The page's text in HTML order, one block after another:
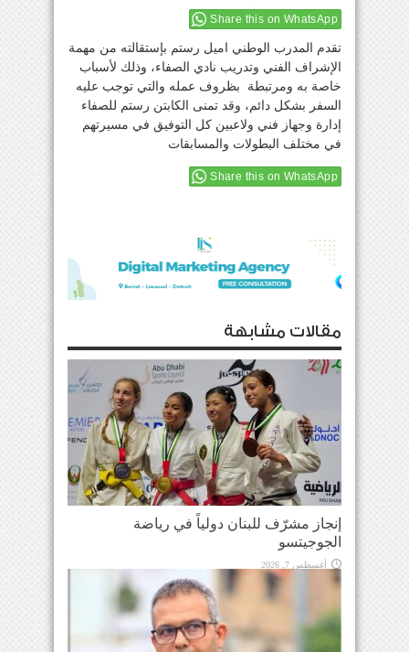
Share this on WhatsApp
تقدم المدرب الوطني اميل رستم بإستقالته من مهمة
الإشراف الفني وتدريب نادي الصفاء، وذلك لأسباب
خاصة به ومرتبطة بظروف عمله والتي توجب عليه
السفر بشكل دائم، وقد تمنى الكابتن رستم للصفاء
إدارة وجهاز فني ولاعبين كل التوفيق في مسيرتهم
في مختلف البطولات والمسابقات
Share this on WhatsApp
مقالات مشابهة
إنجاز مشرّف للبنان دولياً في رياضة
الجوجيتسو
أغسطس 7, 2026